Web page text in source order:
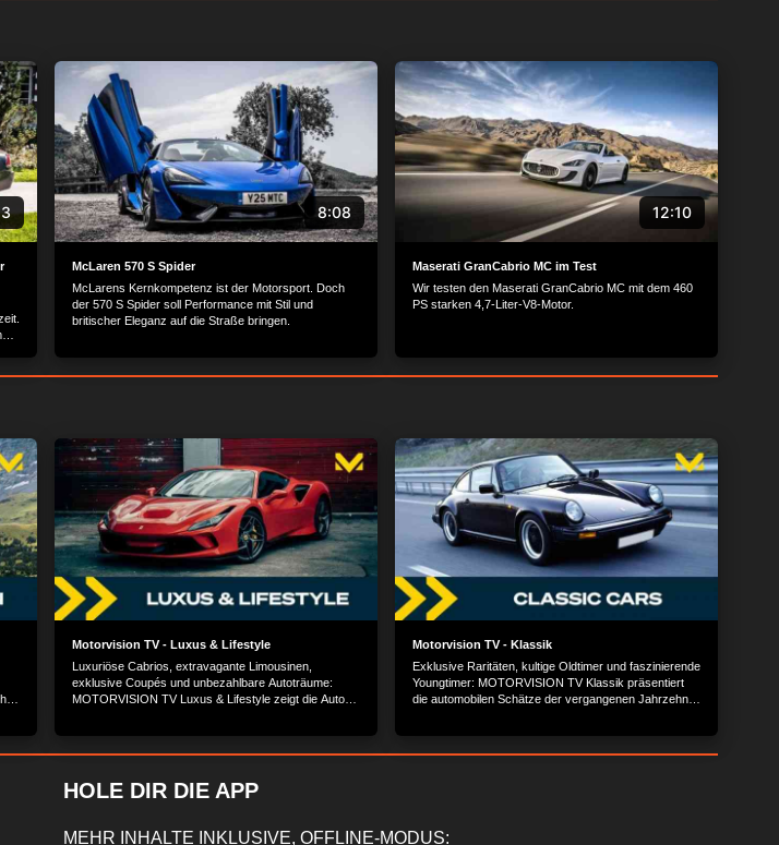
8:08
McLaren 570 S Spider
McLarens Kernkompetenz ist der Motorsport. Doch
der 570 S Spider soll Performance mit Stil und
britischer Eleganz auf die Straße bringen.
12:10
Maserati GranCabrio MC im Test
Wir testen den Maserati GranCabrio MC mit dem 460
PS starken 4,7-Liter-V8-Motor.
Motorvision TV - Luxus & Lifestyle
Luxuriöse Cabrios, extravagante Limousinen,
exklusive Coupés und unbezahlbare Autoträume:
MOTORVISION TV Luxus & Lifestyle zeigt die Autos
Motorvision TV - Klassik
Exklusive Raritäten, kultige Oldtimer und faszinierende
Youngtimer: MOTORVISION TV Klassik präsentiert
die automobilen Schätze der vergangenen Jahrzehnte
HOLE DIR DIE APP
MEHR INHALTE INKLUSIVE, OFFLINE-MODUS: